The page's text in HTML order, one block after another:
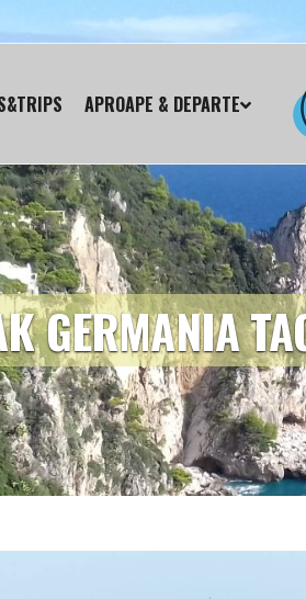
APROAPE & DEPARTE
GERMANIA